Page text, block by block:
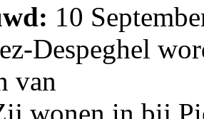
10
Despeghel
van
wonen in bij